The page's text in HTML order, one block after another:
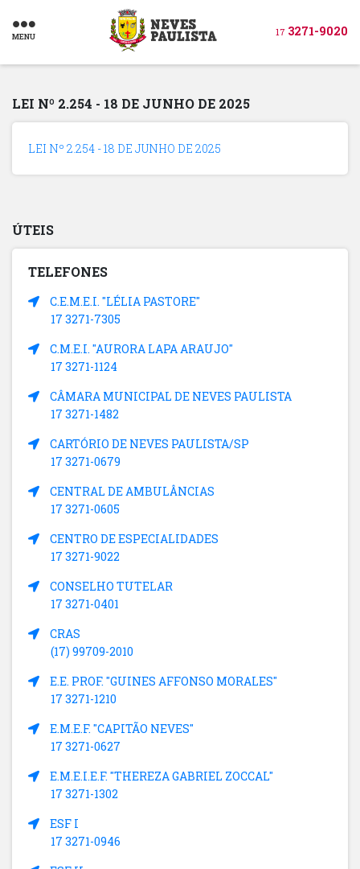
MENU 17 3271-9020
LEI Nº 2.254 - 18 DE JUNHO DE 2025
LEI Nº 2.254 - 18 DE JUNHO DE 2025
ÚTEIS
TELEFONES
C.E.M.E.I. "LÉLIA PASTORE"
17 3271-7305
C.M.E.I. "AURORA LAPA ARAUJO"
17 3271-1124
CÂMARA MUNICIPAL DE NEVES PAULISTA
17 3271-1482
CARTÓRIO DE NEVES PAULISTA/SP
17 3271-0679
CENTRAL DE AMBULÂNCIAS
17 3271-0605
CENTRO DE ESPECIALIDADES
17 3271-9022
CONSELHO TUTELAR
17 3271-0401
CRAS
(17) 99709-2010
E.E. PROF. "GUINES AFFONSO MORALES"
17 3271-1210
E.M.E.F. "CAPITÃO NEVES"
17 3271-0627
E.M.E.I.E.F. "THEREZA GABRIEL ZOCCAL"
17 3271-1302
ESF I
17 3271-0946